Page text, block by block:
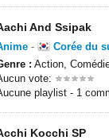
And Ssipak
-
Corée du
: Action,
vote:
playlist - 1
Kocchi SP